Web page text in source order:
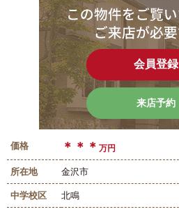
会員登録
来店予約
価格 ＊＊＊ 万円
所在地 金沢市
中学校区 北鳴